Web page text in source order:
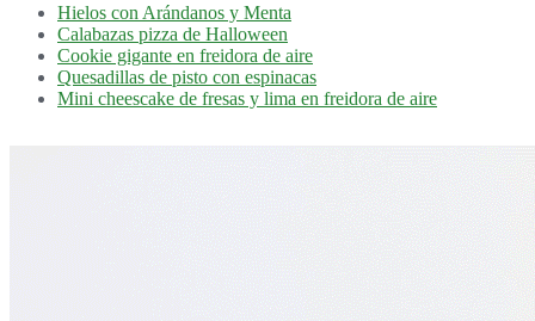
Hielos con Arándanos y Menta
Calabazas pizza de Halloween
Cookie gigante en freidora de aire
Quesadillas de pisto con espinacas
Mini cheescake de fresas y lima en freidora de aire